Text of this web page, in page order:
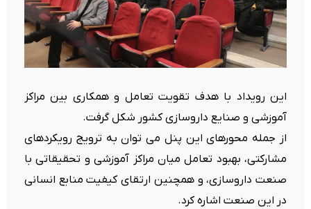
این رویداد با هدف تقویت تعامل و همکاری بین مراکز
آموزشی و صنایع داروسازی کشور شکل گرفت.
از جمله محورهای این پنل می توان به ترویج رویکردهای
مشارکتی، بهبود تعامل میان مراکز آموزشی و تحقیقاتی با
صنعت داروسازی، و همچنین ارتقای کیفیت منابع انسانی
در این صنعت اشاره کرد.